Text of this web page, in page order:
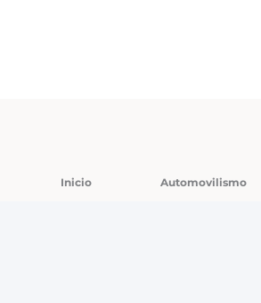
Inicio Automovilismo